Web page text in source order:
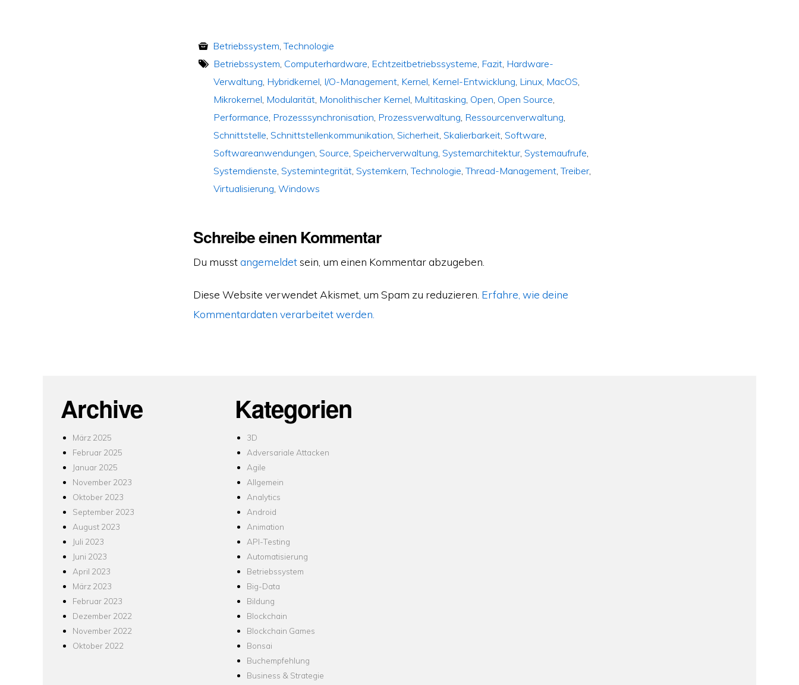
Betriebssystem ,Technologie
Betriebssystem Computerhardware Echtzeitbetriebssysteme Fazit Hardware-
Verwaltung Hybridkernel I/O-Management Kernel Kernel-Entwicklung Linux MacOS
Mikrokernel Modularität Monolithischer Kernel Multitasking Open Open Source
Performance Prozesssynchronisation Prozessverwaltung Ressourcenverwaltung
Schnittstelle ,Schnittstellenkommunikation ,Sicherheit ,Skalierbarkeit ,Software
Softwareanwendungen ,Source ,Speicherverwaltung ,Systemarchitektur ,Systemaufrufe
Systemdienste ,Systemintegrität ,Systemkern ,Technologie ,Thread-Management ,Treiber
Virtualisierung ,Windows
Schreibe einen Kommentar
Du musstangemeldetsein, um einen Kommentar abzugeben.
Diese Website verwendet Akismet, um Spam zu reduzieren. Erfahre, wie deine
Kommentardaten verarbeitet werden.
Archive
März 2025
Februar 2025
Januar 2025
November 2023
Oktober 2023
September 2023
August 2023
Juli 2023
Juni 2023
April 2023
März 2023
Februar 2023
Dezember 2022
November 2022
Oktober 2022
Kategorien
3D
Adversariale Attacken
Agile
Allgemein
Analytics
Android
Animation
API-Testing
Automatisierung
Betriebssystem
Big-Data
Bildung
Blockchain
Blockchain Games
Bonsai
Buchempfehlung
Business & Strategie